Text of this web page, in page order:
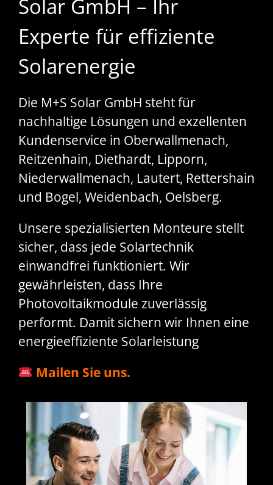
Solar GmbH – Ihr
Experte für effiziente
Solarenergie
Die M+S Solar GmbH steht für
nachhaltige Lösungen und exzellenten
Kundenservice in Oberwallmenach,
Reitzenhain, Diethardt, Lipporn,
Niederwallmenach, Lautert, Rettershain
und Bogel, Weidenbach, Oelsberg.
Unsere spezialisierten Monteure stellt
sicher, dass jede Solartechnik
einwandfrei funktioniert. Wir
gewährleisten, dass Ihre
Photovoltaikmodule zuverlässig
performt. Damit sichern wir Ihnen eine
energieeffiziente Solarleistung
Mailen Sie uns.